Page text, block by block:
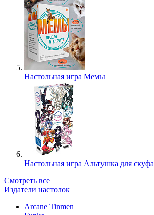
Настольная игра Мемы
Настольная игра Альтушка для скуфа
Смотреть все
Издатели настолок
Arcane Tinmen